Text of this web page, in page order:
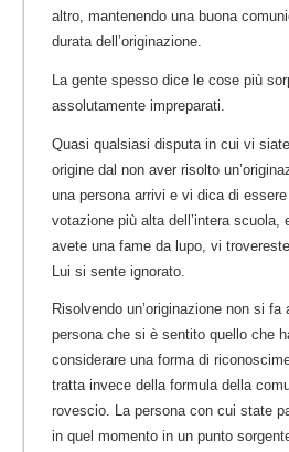
altro, mantenendo una buona
durata dell’originazione.
La gente spesso dice le cose più
assolutamente impreparati.
Quasi qualsiasi disputa in cui vi
origine dal non aver risolto
una persona arrivi e vi dica di
votazione più alta dell’intera scuola,
avete una fame da lupo, vi
Lui si sente ignorato.
Risolvendo un’originazione non si
persona che si è sentito quello che
considerare una forma di
tratta invece della formula della
rovescio. La persona con cui state
in quel momento in un punto